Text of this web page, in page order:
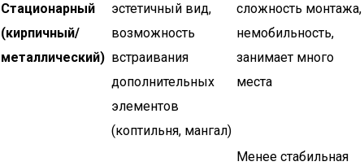
Стационарный
(кирпичный/
металлический)
эстетичный вид,
возможность
встраивания
дополнительных
элементов
(коптильня, мангал)
сложность монтажа,
немобильность,
занимает много
места
Менее стабильная